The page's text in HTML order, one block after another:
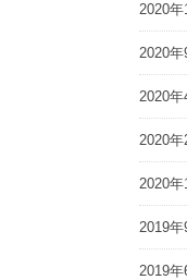
2020
2020
2020
2020
2020
2019
2019